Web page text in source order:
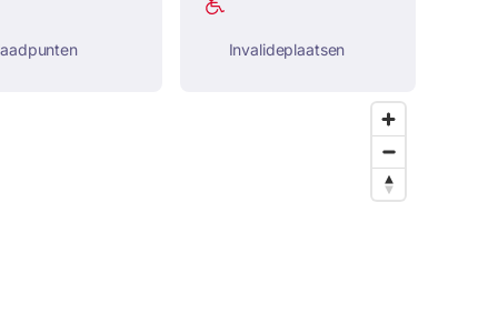
Invalideplaatsen